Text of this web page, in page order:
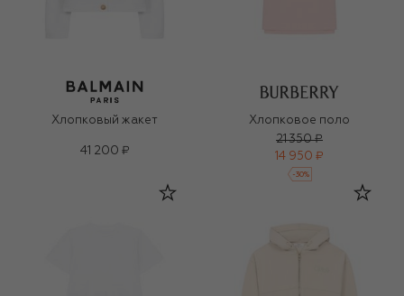
Хлопковый жакет
41 200 ₽
Хлопковое поло
21 350 ₽
14 950 ₽
-30%